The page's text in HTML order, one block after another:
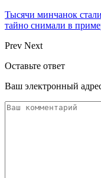
Тысячи минчанок
тайно снимали в
Prev Next
Оставьте ответ
Ваш электронный